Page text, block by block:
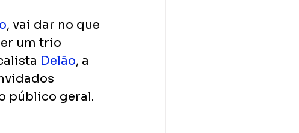
, vai dar no que
um trio
Delão, a
público geral.